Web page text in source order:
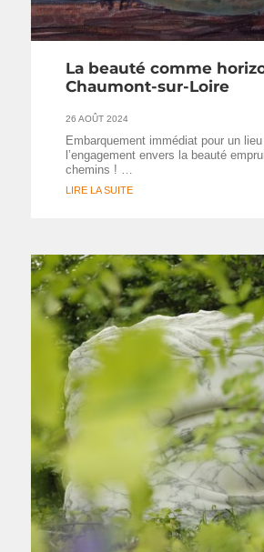
La beauté comme
Chaumont-sur-Loire
26 AOÛT 2024
Embarquement immédiat pour un
l’engagement envers la beauté
chemins ! …
LIRE LA SUITE